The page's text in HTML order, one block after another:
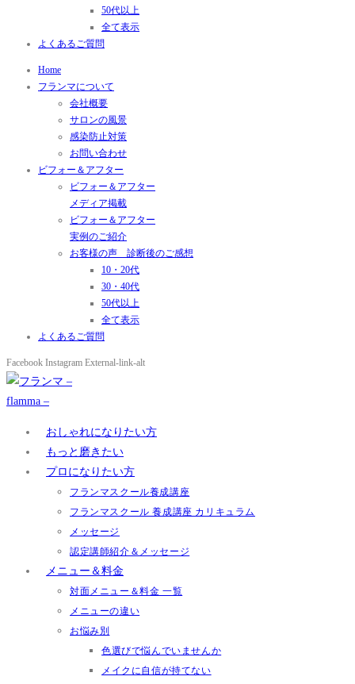
50代以上
全て表示
よくあるご質問
Home
フランマについて
会社概要
サロンの風景
感染防止対策
お問い合わせ
ビフォー＆アフター
ビフォー＆アフター
メディア掲載
ビフォー＆アフター
実例のご紹介
お客様の声 診断後のご感想
10・20代
30・40代
50代以上
全て表示
よくあるご質問
Facebook Instagram External-link-alt
おしゃれになりたい方
もっと磨きたい
プロになりたい方
フランマスクール養成講座
フランマスクール 養成講座 カリキュラム
メッセージ
認定講師紹介＆メッセージ
メニュー＆料金
対面メニュー＆料金 一覧
メニューの違い
お悩み別
色選びで悩んでいませんか
メイクに自信が持てない